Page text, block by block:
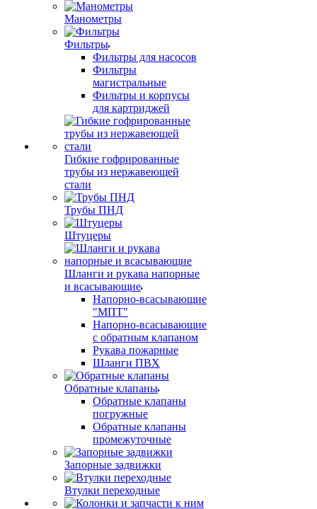
Манометры
Фильтры
Фильтры для насосов
Фильтры
магистральные
Фильтры и корпусы
для картриджей
Гибкие гофрированные
трубы из нержавеющей
стали
Трубы ПНД
Штуцеры
Шланги и рукава напорные
и всасывающие
Напорно-всасывающие
"МПТ"
Напорно-всасывающие
с обратным клапаном
Рукава пожарные
Шланги ПВХ
Обратные клапаны
Обратные клапаны
погружные
Обратные клапаны
промежуточные
Запорные задвижки
Втулки переходные